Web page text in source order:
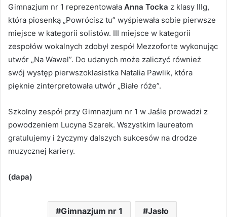
Gimnazjum nr 1 reprezentowała Anna Tocka z klasy IIIg,
która piosenką „Powrócisz tu” wyśpiewała sobie pierwsze
miejsce w kategorii solistów. III miejsce w kategorii
zespołów wokalnych zdobył zespół Mezzoforte wykonując
utwór „Na Wawel”. Do udanych może zaliczyć również
swój występ pierwszoklasistka Natalia Pawlik, która
pięknie zinterpretowała utwór „Białe róże”.
Szkolny zespół przy Gimnazjum nr 1 w Jaśle prowadzi z
powodzeniem Lucyna Szarek. Wszystkim laureatom
gratulujemy i życzymy dalszych sukcesów na drodze
muzycznej kariery.
(dapa)
Gimnazjum nr 1 Jasło